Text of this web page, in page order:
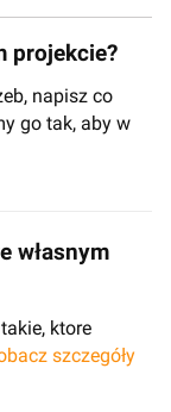
projekcie?
napisz co
go tak, aby w
własnym
ktore
szczegóły